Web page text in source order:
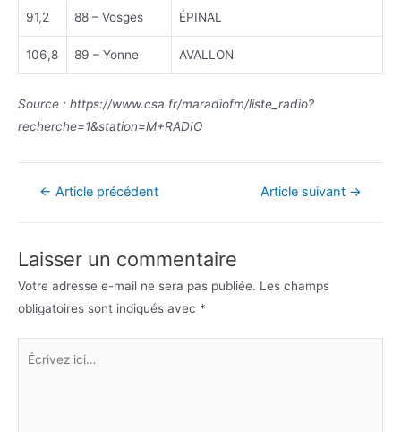
91,2 88 – Vosges ÉPINAL
106,8 89 – Yonne AVALLON
Source : https://www.csa.fr/maradiofm/liste_radio?
recherche=1&station=M+RADIO
Navigation
← Article précédent Article suivant →
Laisser un commentaire
Votre adresse e-mail ne sera pas publiée. Les champs
obligatoires sont indiqués avec *
Écrivez